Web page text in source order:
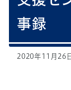
事録
2020年11月26